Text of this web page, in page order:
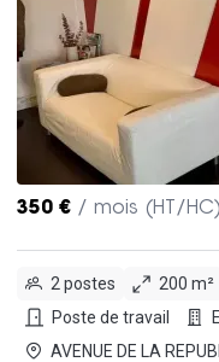
350 € / mois (HT/HC)
2 postes
200 m²
Poste de travail